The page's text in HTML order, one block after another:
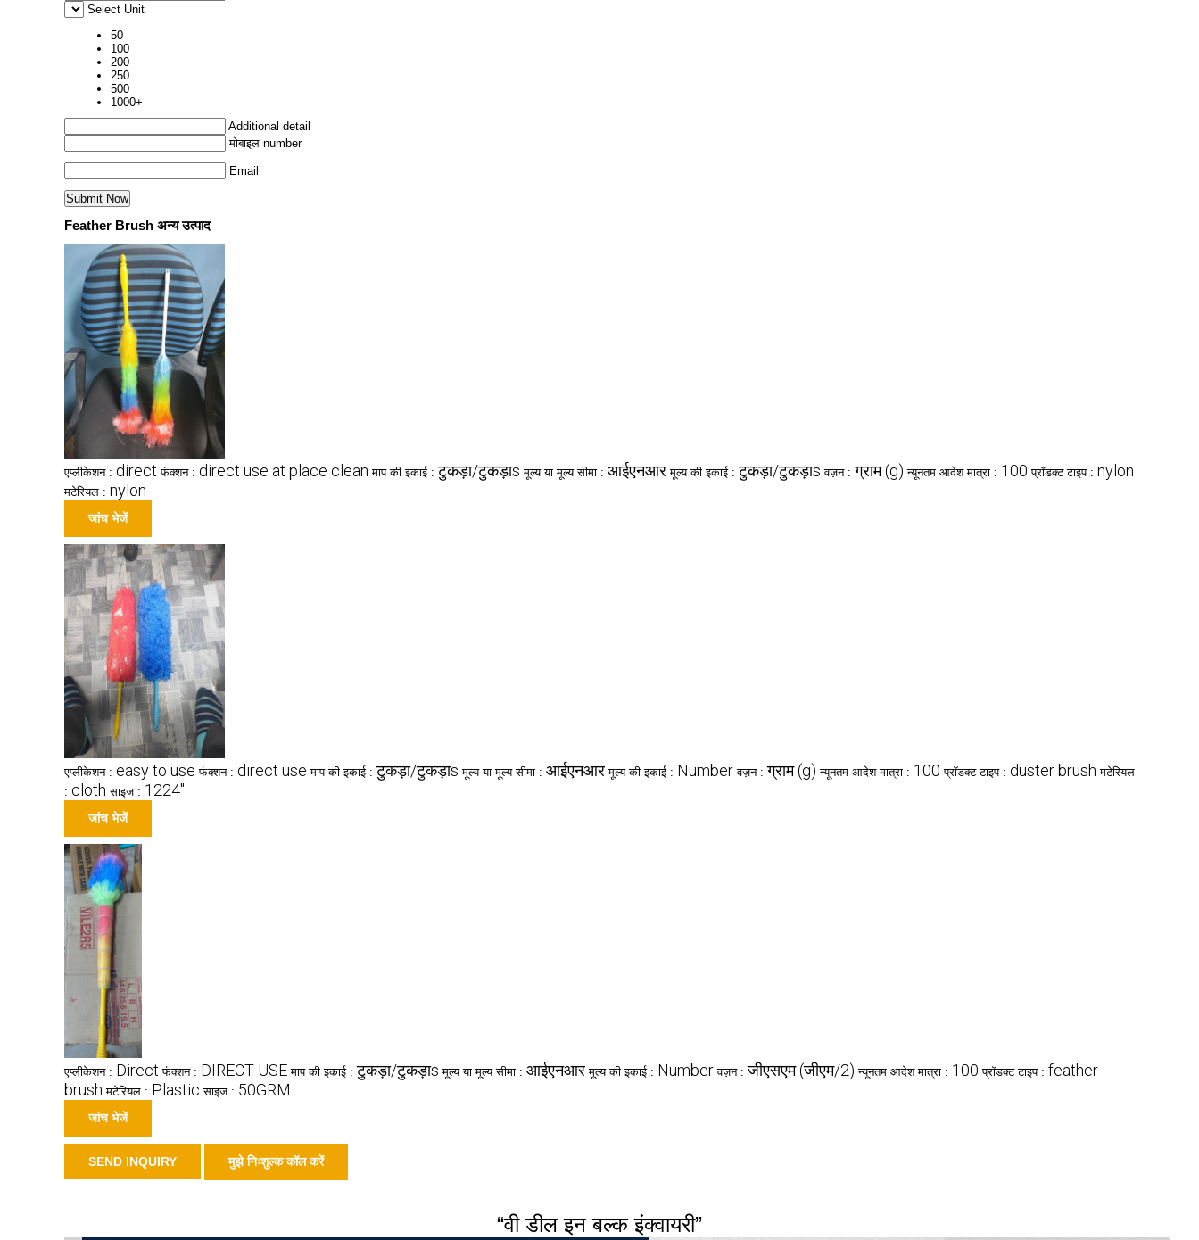
Select Unit
50
100
200
250
500
1000+
Additional detail
मोबाइल number
Email
Feather Brush अन्य उत्पाद
एप्लीकेशन : direct फंक्शन : direct use at place clean माप की इकाई : टुकड़ा/टुकड़ाs मूल्य या मूल्य सीमा : आईएनआर मूल्य की इकाई : टुकड़ा/टुकड़ाs वज़न : ग्राम (g) न्यूनतम आदेश मात्रा : 100 प्रॉडक्ट टाइप : nylon
मटेरियल : nylon
जांच भेजें
एप्लीकेशन : easy to use फंक्शन : direct use माप की इकाई : टुकड़ा/टुकड़ाs मूल्य या मूल्य सीमा : आईएनआर मूल्य की इकाई : Number वज़न : ग्राम (g) न्यूनतम आदेश मात्रा : 100 प्रॉडक्ट टाइप : duster brush मटेरियल
: cloth साइज : 1224"
जांच भेजें
एप्लीकेशन : Direct फंक्शन : DIRECT USE माप की इकाई : टुकड़ा/टुकड़ाs मूल्य या मूल्य सीमा : आईएनआर मूल्य की इकाई : Number वज़न : जीएसएम (जीएम/2) न्यूनतम आदेश मात्रा : 100 प्रॉडक्ट टाइप : feather
brush मटेरियल : Plastic साइज : 50GRM
जांच भेजें
SEND INQUIRY मुझे निःशुल्क कॉल करें
“वी डील इन बल्क इंक्वायरी”